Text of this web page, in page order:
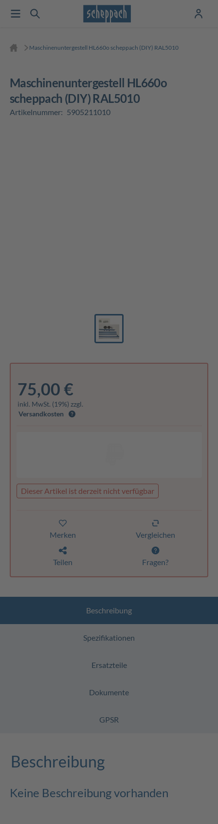
Maschinenuntergestell HL660o scheppach (DIY) RAL5010
Maschinenuntergestell HL660o
scheppach (DIY) RAL5010
Artikelnummer: 5905211010
75,00 €
inkl. MwSt. (19%) zzgl.
Versandkosten
Dieser Artikel ist derzeit nicht verfügbar
Merken Vergleichen
Teilen Fragen?
Beschreibung
Spezifikationen
Ersatzteile
Dokumente
GPSR
Beschreibung
Keine Beschreibung vorhanden